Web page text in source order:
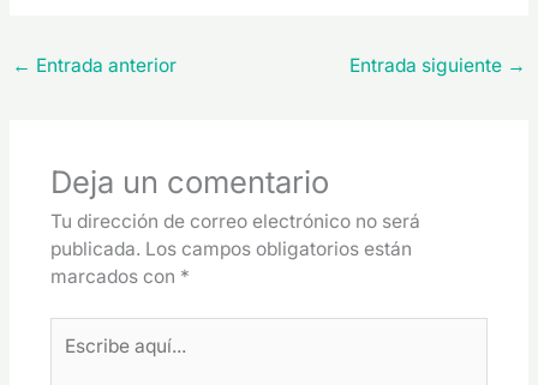
← Entrada anterior Entrada siguiente →
Deja un comentario
Tu dirección de correo electrónico no será
publicada. Los campos obligatorios están
marcados con *
aquí...